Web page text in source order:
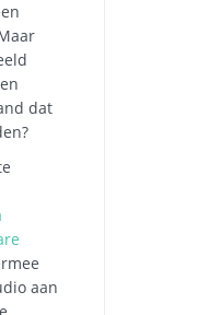
dat
aan